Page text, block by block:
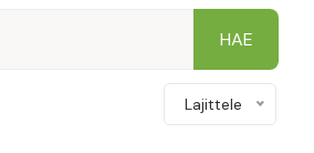
Lajittele